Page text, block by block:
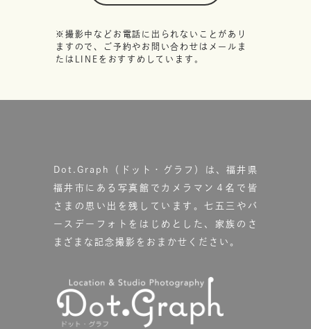
※撮影中などお電話に出られないことがあり
ますので、ご予約やお問い合わせはメールま
たはLINEをおすすめしています。
Dot.Graph（ドット・グラフ）は、福井県
福井市にある写真館で カメラマン４名で皆
さまの思い出を残しています。七五三やバ
ースデーフォトをはじめとした、家族のさ
まざまな記念撮影をおまかせください。